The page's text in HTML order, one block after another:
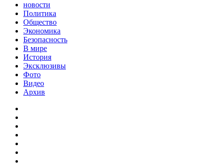
новости
Политика
Общество
Экономика
Безопасность
В мире
История
Эксклюзивы
Фото
Видео
Архив